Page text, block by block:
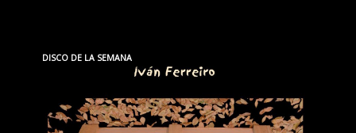
DISCO DE LA SEMANA